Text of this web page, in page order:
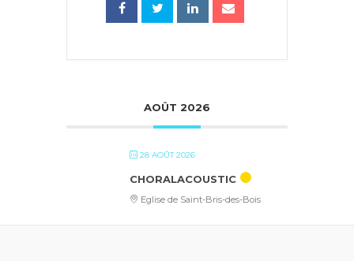
AOÛT 2026
28 AOÛT 2026
CHORALACOUSTIC
Eglise de Saint-Bris-des-Bois